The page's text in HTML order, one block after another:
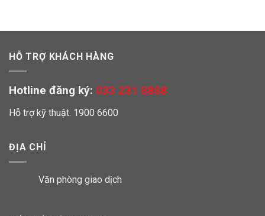
HỖ TRỢ KHÁCH HÀNG
Hotline đăng ký: 033 231 8888
Hỗ trợ kỹ thuật: 1900 6600
ĐỊA CHỈ
Văn phòng giao dịch